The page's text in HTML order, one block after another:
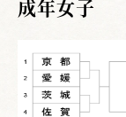
成年女子